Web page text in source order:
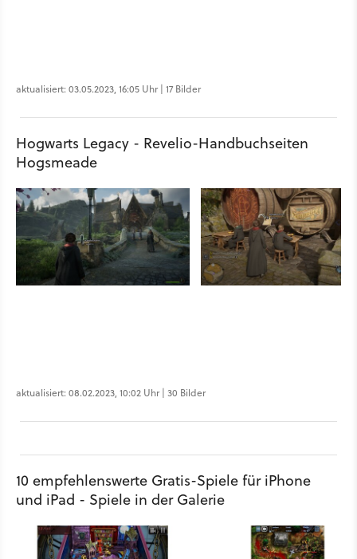
aktualisiert: 03.05.2023, 16:05 Uhr | 17 Bilder
Hogwarts Legacy - Revelio-Handbuchseiten
Hogsmeade
aktualisiert: 08.02.2023, 10:02 Uhr | 30 Bilder
10 empfehlenswerte Gratis-Spiele für iPhone
und iPad - Spiele in der Galerie